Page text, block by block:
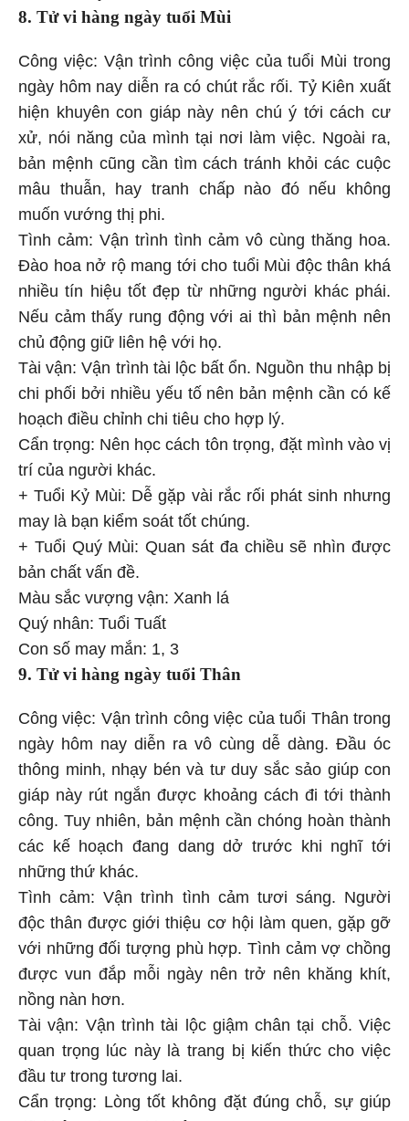
8. Tử vi hàng ngày tuổi Mùi
Công việc: Vận trình công việc của tuổi Mùi trong
ngày hôm nay diễn ra có chút rắc rối. Tỷ Kiên xuất
hiện khuyên con giáp này nên chú ý tới cách cư
xử, nói năng của mình tại nơi làm việc. Ngoài ra,
bản mệnh cũng cần tìm cách tránh khỏi các cuộc
mâu thuẫn, hay tranh chấp nào đó nếu không
muốn vướng thị phi.
Tình cảm: Vận trình tình cảm vô cùng thăng hoa.
Đào hoa nở rộ mang tới cho tuổi Mùi độc thân khá
nhiều tín hiệu tốt đẹp từ những người khác phái.
Nếu cảm thấy rung động với ai thì bản mệnh nên
chủ động giữ liên hệ với họ.
Tài vận: Vận trình tài lộc bất ổn. Nguồn thu nhập bị
chi phối bởi nhiều yếu tố nên bản mệnh cần có kế
hoạch điều chỉnh chi tiêu cho hợp lý.
Cẩn trọng: Nên học cách tôn trọng, đặt mình vào vị
trí của người khác.
+ Tuổi Kỷ Mùi: Dễ gặp vài rắc rối phát sinh nhưng
may là bạn kiểm soát tốt chúng.
+ Tuổi Quý Mùi: Quan sát đa chiều sẽ nhìn được
bản chất vấn đề.
Màu sắc vượng vận: Xanh lá
Quý nhân: Tuổi Tuất
Con số may mắn: 1, 3
9. Tử vi hàng ngày tuổi Thân
Công việc: Vận trình công việc của tuổi Thân trong
ngày hôm nay diễn ra vô cùng dễ dàng. Đầu óc
thông minh, nhạy bén và tư duy sắc sảo giúp con
giáp này rút ngắn được khoảng cách đi tới thành
công. Tuy nhiên, bản mệnh cần chóng hoàn thành
các kế hoạch đang dang dở trước khi nghĩ tới
những thứ khác.
Tình cảm: Vận trình tình cảm tươi sáng. Người
độc thân được giới thiệu cơ hội làm quen, gặp gỡ
với những đối tượng phù hợp. Tình cảm vợ chồng
được vun đắp mỗi ngày nên trở nên khăng khít,
nồng nàn hơn.
Tài vận: Vận trình tài lộc giậm chân tại chỗ. Việc
quan trọng lúc này là trang bị kiến thức cho việc
đầu tư trong tương lai.
Cẩn trọng: Lòng tốt không đặt đúng chỗ, sự giúp